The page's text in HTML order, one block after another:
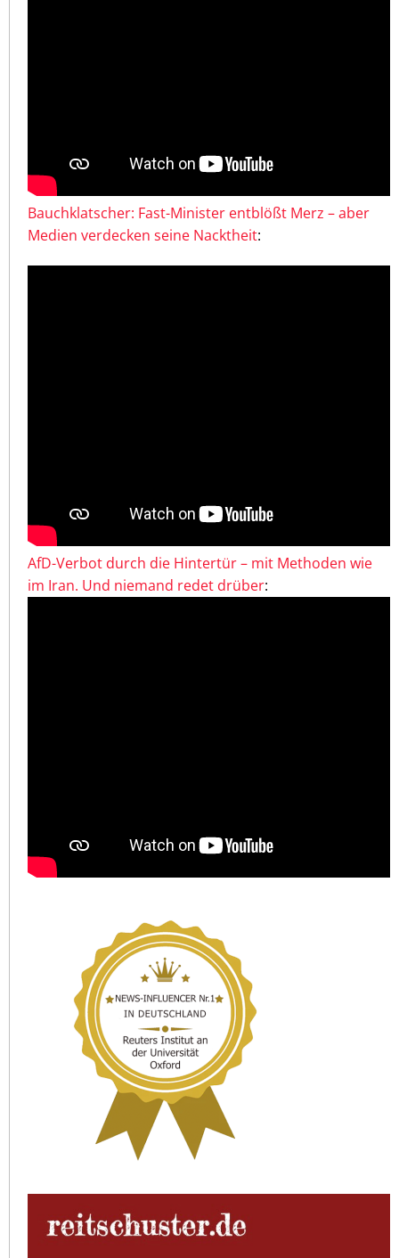
Bauchklatscher: Fast-Minister entblößt Merz – aber
Medien verdecken seine Nacktheit:
AfD-Verbot durch die Hintertür – mit Methoden wie
im Iran. Und niemand redet drüber: